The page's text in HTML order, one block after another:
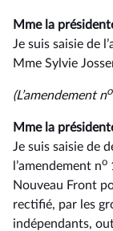
Mme la
Je suis saisie de
Mme Sylvie
(L’amendement no
Mme la
Je suis saisie de
l’amendement no
Nouveau Front
rectifié, par les
indépendants,